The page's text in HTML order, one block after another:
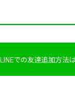
LINEでの友達追加方法